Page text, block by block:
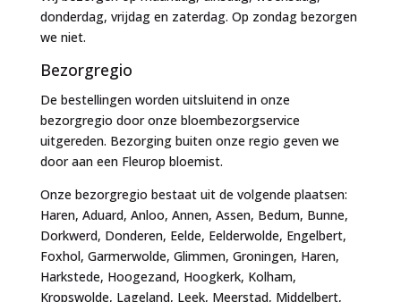
donderdag, vrijdag en zaterdag. Op zondag bezorgen
we niet.
Bezorgregio
De bestellingen worden uitsluitend in onze
bezorgregio door onze bloembezorgservice
uitgereden. Bezorging buiten onze regio geven we
door aan een Fleurop bloemist.
Onze bezorgregio bestaat uit de volgende plaatsen:
Haren, Aduard, Anloo, Annen, Assen, Bedum, Bunne,
Dorkwerd, Donderen, Eelde, Eelderwolde, Engelbert,
Foxhol, Garmerwolde, Glimmen, Groningen, Haren,
Harkstede, Hoogezand, Hoogkerk, Kolham,
Kropswolde, Lageland, Leek, Meerstad, Middelbert,